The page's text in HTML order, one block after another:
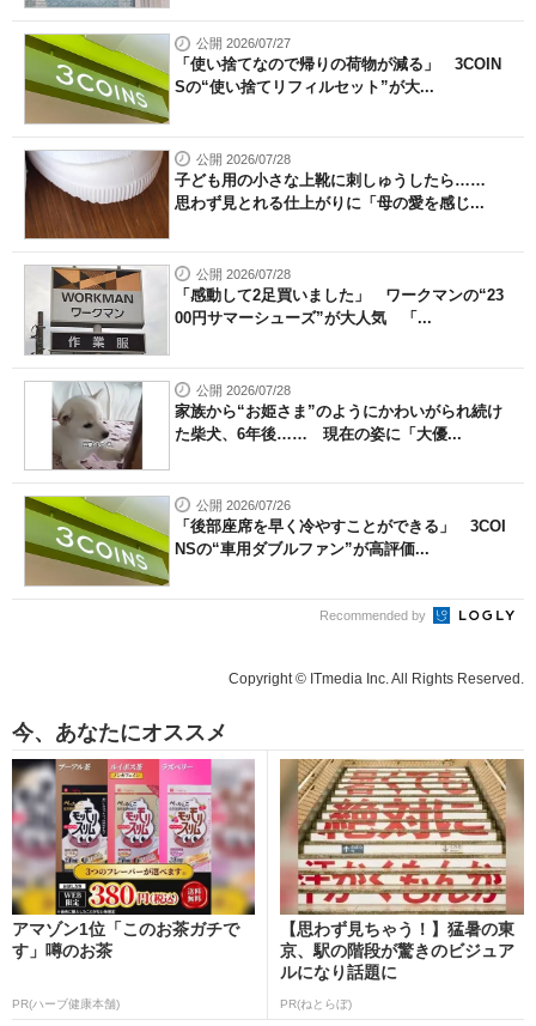
公開 2026/07/27
「使い捨てなので帰りの荷物が減る」 3COIN
Sの“使い捨てリフィルセット”が大...
公開 2026/07/28
子ども用の小さな上靴に刺しゅうしたら……
思わず見とれる仕上がりに「母の愛を感じ...
公開 2026/07/28
「感動して2足買いました」 ワークマンの“23
00円サマーシューズ”が大人気 「...
公開 2026/07/28
家族から“お姫さま”のようにかわいがられ続け
た柴犬、6年後…… 現在の姿に「大優...
公開 2026/07/26
「後部座席を早く冷やすことができる」 3COI
NSの“車用ダブルファン”が高評価...
Recommended by
Copyright © ITmedia Inc. All Rights Reserved.
今、あなたにオススメ
アマゾン1位「このお茶ガチで
す」噂のお茶
PR(ハーブ健康本舗)
【思わず見ちゃう！】猛暑の東
京、駅の階段が驚きのビジュア
ルになり話題に
PR(ねとらぼ)